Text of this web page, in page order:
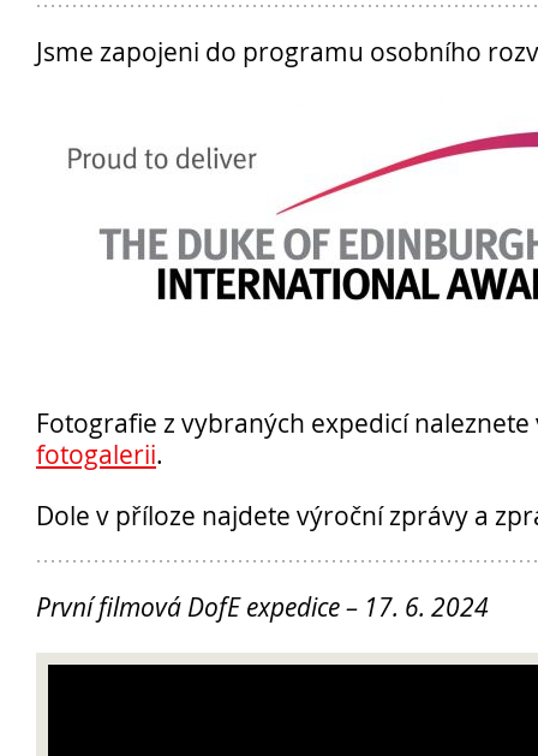
Pro
uchazeče
Jsme zapojeni do programu osobního
Fotografie z vybraných expedicí naleznete
fotogalerii.
Dole v příloze najdete výroční zprávy a
První filmová DofE expedice – 17. 6. 2024